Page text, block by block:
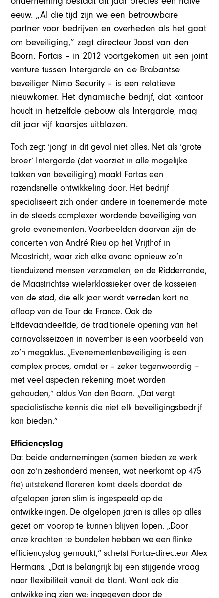
eeuw. „Al die tijd zijn we een betrouwbare
partner voor bedrijven en overheden als het gaat
om beveiliging,” zegt directeur Joost van den
Boorn. Fortas – in 2012 voortgekomen uit een joint
venture tussen Intergarde en de Brabantse
beveiliger Nimo Security – is een relatieve
nieuwkomer. Het dynamische bedrijf, dat kantoor
houdt in hetzelfde gebouw als Intergarde, mag
dit jaar vijf kaarsjes uitblazen.
Toch zegt ‘jong’ in dit geval niet alles. Net als ‘grote
broer’ Intergarde (dat voorziet in alle mogelijke
takken van beveiliging) maakt Fortas een
razendsnelle ontwikkeling door. Het bedrijf
specialiseert zich onder andere in toenemende mate
in de steeds complexer wordende beveiliging van
grote evenementen. Voorbeelden daarvan zijn de
concerten van André Rieu op het Vrijthof in
Maastricht, waar zich elke avond opnieuw zo’n
tienduizend mensen verzamelen, en de Ridderronde,
de Maastrichtse wielerklassieker over de kasseien
van de stad, die elk jaar wordt verreden kort na
afloop van de Tour de France. Ook de
Elfdevaandeelfde, de traditionele opening van het
carnavalsseizoen in november is een voorbeeld van
zo’n megaklus. „Evenementenbeveiliging is een
complex proces, omdat er – zeker tegenwoordig −
met veel aspecten rekening moet worden
gehouden,” aldus Van den Boorn. „Dat vergt
specialistische kennis die niet elk beveiligingsbedrijf
kan bieden.”
Efficiencyslag
Dat beide ondernemingen (samen bieden ze werk
aan zo’n zeshonderd mensen, wat neerkomt op 475
fte) uitstekend floreren komt deels doordat de
afgelopen jaren slim is ingespeeld op de
ontwikkelingen. De afgelopen jaren is alles op alles
gezet om voorop te kunnen blijven lopen. „Door
onze krachten te bundelen hebben we een flinke
efficiencyslag gemaakt,” schetst Fortas-directeur Alex
Hermans. „Dat is belangrijk bij een stijgende vraag
naar flexibiliteit vanuit de klant. Want ook die
ontwikkeling zien we: ingegeven door de